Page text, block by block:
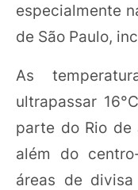
especialmente
de São Paulo,
As
ultrapassar
parte do Rio de
além do
áreas de